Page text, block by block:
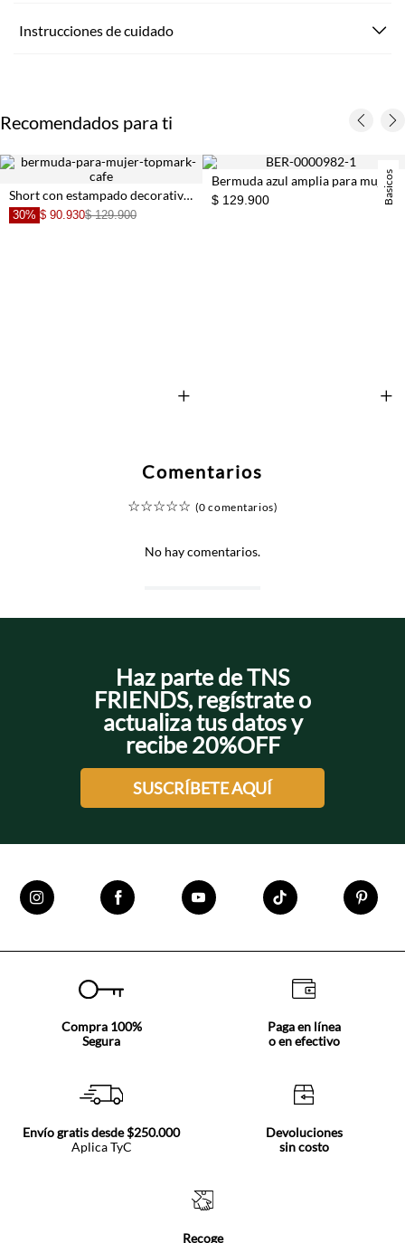
Instrucciones de cuidado
Recomendados para ti
+
Short con estampado decorativo café para mujer
30% $ 90.930$ 129.900
Basicos
+
Bermuda azul amplia para mujer
$ 129.900
Comentarios
☆☆☆☆☆ (0 comentarios)
No hay comentarios.
Haz parte de TNS
FRIENDS, regístrate o
actualiza tus datos y
recibe 20%OFF
SUSCRÍBETE AQUÍ
Compra 100%
Segura
Paga en línea
o en efectivo
Envío gratis desde $250.000
Aplica TyC
Devoluciones
sin costo
Recoge